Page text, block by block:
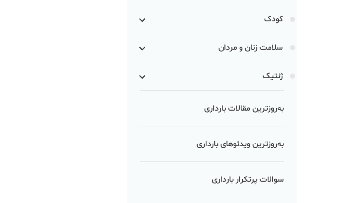
کودک
سلامت زنان و مردان
ژنتیک
به‌روزترین مقالات بارداری
به‌روزترین ویدئوهای بارداری
سوالات پرتکرار بارداری